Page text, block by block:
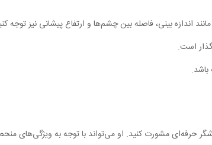
اندازه بینی، فاصله بین چشم‌ها و ارتفاع پیشانی نیز توجه
است.
حرفه‌ای مشورت کنید. او می‌تواند با توجه به ویژگی‌های